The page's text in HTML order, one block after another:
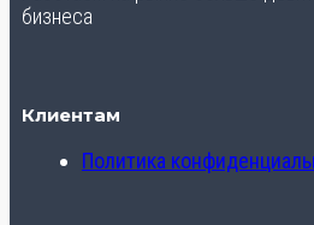
бизнеса
Клиентам
Политика